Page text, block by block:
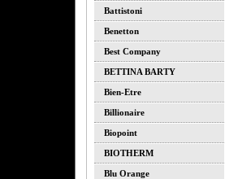
Battistoni
Benetton
Best Company
BETTINA BARTY
Bien-Etre
Billionaire
Biopoint
BIOTHERM
Blu Orange